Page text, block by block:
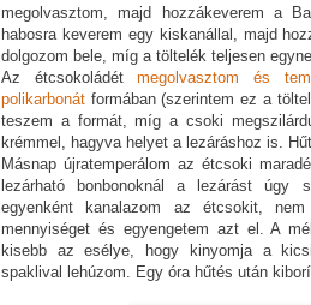
megolvasztom, majd hozzákeverem a
habosra keverem egy kiskanállal, majd
dolgozom bele, míg a töltelék teljesen
Az étcsokoládétmegolvasztom és
polikarbonát formában (szerintem ez a
teszem a formát, míg a csoki
krémmel, hagyva helyet a lezáráshoz is.
Másnap újratemperálom az étcsoki
lezárható bonbonoknál a lezárást úgy
egyenként kanalazom az étcsokit,
mennyiséget és egyengetem azt el. A
kisebb az esélye, hogy kinyomja a
spaklival lehúzom. Egy óra hűtés után